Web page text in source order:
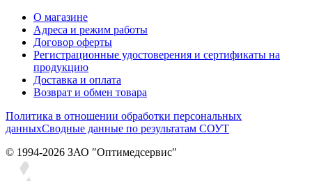
О магазине
Адреса и режим работы
Договор оферты
Регистрационные удостоверения и сертификаты на
продукцию
Доставка и оплата
Возврат и обмен товара
Политика в отношении обработки персональных
данныхСводные данные по результатам СОУТ
© 1994-2026 ЗАО ″Оптимедсервис″